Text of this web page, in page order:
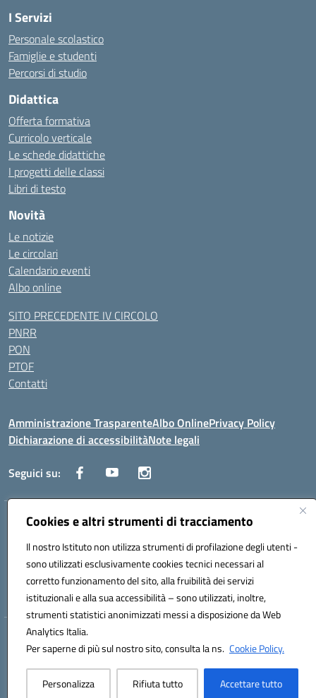
Cookies e altri strumenti di tracciamento
Il nostro Istituto non utilizza strumenti di profilazione degli utenti -
sono utilizzati esclusivamente cookies tecnici necessari al
corretto funzionamento del sito, alla fruibilità dei servizi
istituzionali e alla sua accessibilità – sono utilizzati, inoltre,
strumenti statistici anonimizzati messi a disposizione da Web
Analytics Italia.
Per saperne di più sul nostro sito, consulta la ns. Cookie Policy.
Personalizza Rifiuta tutto Accettare tutto
I Servizi
Personale scolastico
Famiglie e studenti
Percorsi di studio
Didattica
Offerta formativa
Curricolo verticale
Le schede didattiche
I progetti delle classi
Libri di testo
Novità
Le notizie
Le circolari
Calendario eventi
Albo online
SITO PRECEDENTE IV CIRCOLO
PNRR
PON
PTOF
Contatti
Amministrazione TrasparenteAlbo OnlinePrivacy Policy
Dichiarazione di accessibilitàNote legali
Seguici su:
Traversa Fondo d'Orto n.19B - Cap 80053 - Castellammare di Stabia
naic847006@pec.istruzione.it
Codice meccanografico: NAIC847006 - Codice iPA: istsc_naic847006 -
C.F. 82009060631 - Codice univoco fatturazione elettronica (CUF):
UFUAUC
Hosting & Powered by 3D Solution S.r.l.
Concept & Design by Designers Italia